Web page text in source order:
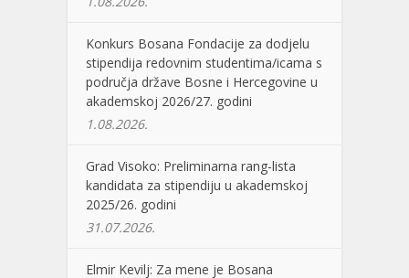
Konkurs Bosana Fondacije za dodjelu
stipendija redovnim studentima/icama s
područja države Bosne i Hercegovine u
akademskoj 2026/27. godini
1.08.2026.
Grad Visoko: Preliminarna rang-lista
kandidata za stipendiju u akademskoj
2025/26. godini
31.07.2026.
Elmir Kevilj: Za mene je Bosana